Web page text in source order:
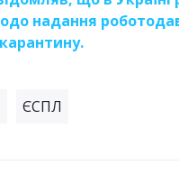
надання
ЄСПЛ